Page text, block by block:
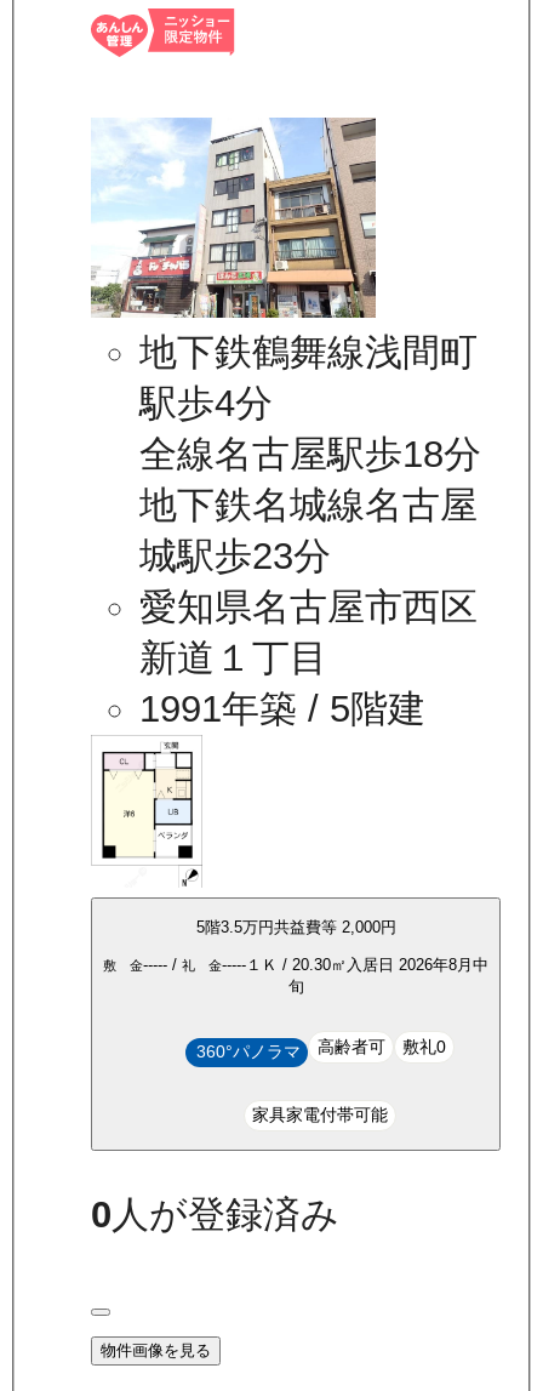
地下鉄鶴舞線浅間町
駅歩4分
全線名古屋駅歩18分
地下鉄名城線名古屋
城駅歩23分
愛知県名古屋市西区
新道１丁目
1991年築 / 5階建
5階3.5万円共益費等 2,000円
敷 金----- / 礼 金----- １Ｋ / 20.30㎡ 入居日 2026年8月中
旬
360°パノラマ 高齢者可 敷礼0
家具家電付帯可能
0 人が登録済み
物件画像を見る